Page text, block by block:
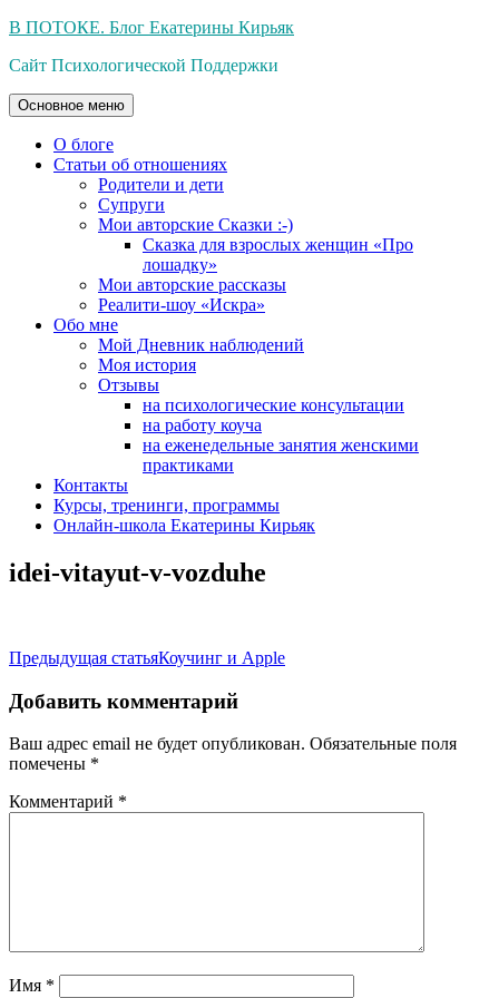
Перейти
содержимому
В ПОТОКЕ. Блог Екатерины Кирьяк
Сайт Психологической Поддержки
Основное меню
О блоге
Статьи об отношениях
Родители и дети
Супруги
Мои авторские Сказки :-)
Сказка для взрослых женщин «Про
лошадку»
Мои авторские рассказы
Реалити-шоу «Искра»
Обо мне
Мой Дневник наблюдений
Моя история
Отзывы
на психологические консультации
на работу коуча
на еженедельные занятия женскими
практиками
Контакты
Курсы, тренинги, программы
Онлайн-школа Екатерины Кирьяк
idei-vitayut-v-vozduhe
Навигация
по
записям
Предыдущая статьяКоучинг и Apple
Добавить комментарий
Ваш адрес email не будет опубликован. Обязательные поля
помечены *
Комментарий *
Имя *